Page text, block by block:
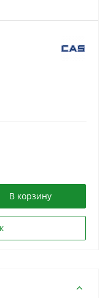
В корзину